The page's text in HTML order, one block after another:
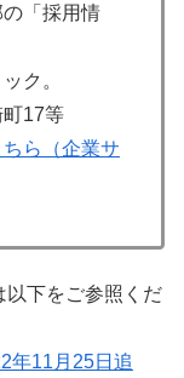
「採用情
ク。
町17等
ら（企業サ
以下をご参照くだ
年11月25日追